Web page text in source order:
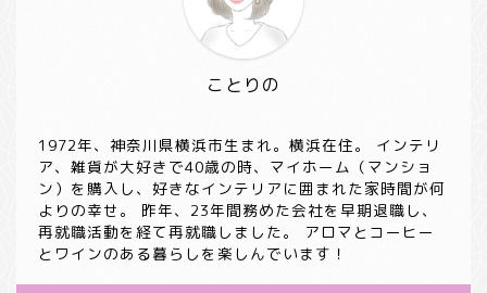
ことりの
1972年、神奈川県横浜市生まれ。横浜在住。 インテリ
ア、雑貨が大好きで40歳の時、マイホーム（マンショ
ン）を購入し、好きなインテリアに囲まれた家時間が何
よりの幸せ。 昨年、23年間務めた会社を早期退職し、
再就職活動を経て再就職しました。 アロマとコーヒー
とワインのある暮らしを楽しんでいます！